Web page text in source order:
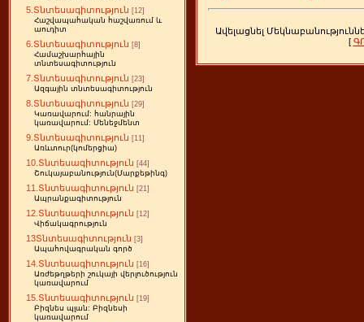
5.Տնտեսագիտություն [12]
Հաշվապահական հաշվառում և
աուդիտ
6.Տնտեսագիտություն [8]
Համաշխարհային
տնտեսագիտություն
7.Տնտեսագիտություն [23]
Ազգային տնտեսագիտություն
8.Տնտեսագիտություն [29]
Կառավարում: հանրային
կառավարում: Մենեջմենտ
9.Տնտեսագիտություն [11]
Առևտուր(կոմերցիա)
10.Տնտեսագիտություն [44]
Շուկայաբանություն(Մարքեթինգ)
11.Տնտեսագիտություն [21]
Ապրանքագիտություն
12.Տնտեսագիտություն [12]
Վիճակագրություն
13Տնտեսագիտություն [3]
Ապահովագրական գործ
14.Տնտեսագիտություն [16]
Առժեթղթերի շուկայի վերլուծություն
կառավարում
15.Տնտեսագիտություն [19]
Բիզնես պլան: Բիզնեսի
կառավարում
Ավելացնել
[